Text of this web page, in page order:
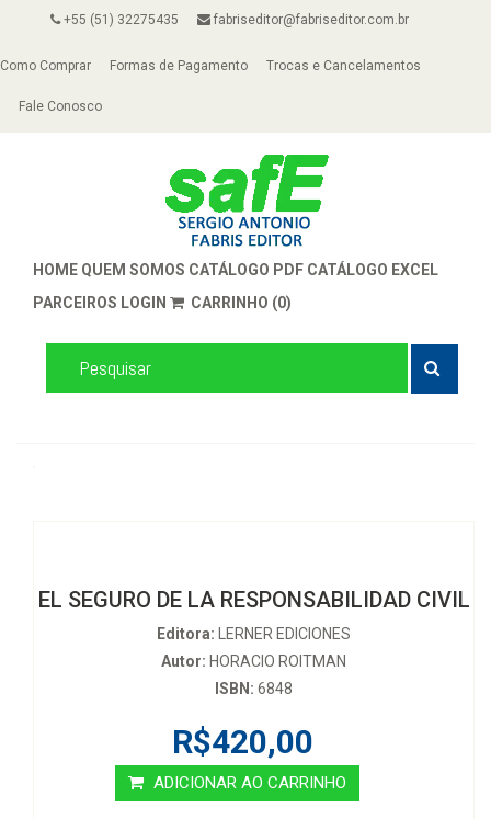
+55 (51) 32275435 fabriseditor@fabriseditor.com.br
Como Comprar Formas de Pagamento Trocas e Cancelamentos
Fale Conosco
HOME QUEM SOMOS CATÁLOGO PDF CATÁLOGO EXCEL
PARCEIROS LOGIN CARRINHO (0)
EL SEGURO DE LA RESPONSABILIDAD CIVIL
Editora: LERNER EDICIONES
Autor: HORACIO ROITMAN
ISBN: 6848
R$420,00
ADICIONAR AO CARRINHO